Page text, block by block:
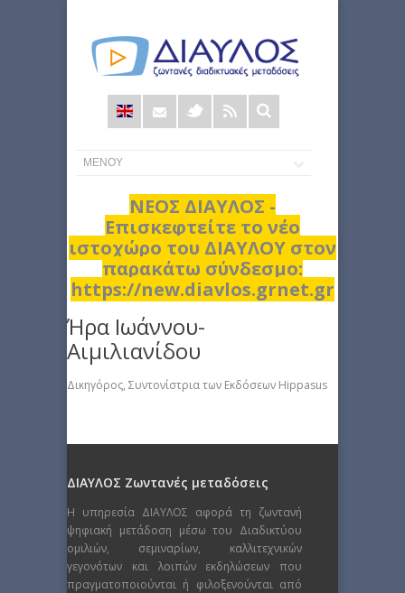
Φόρμα
αναζήτησης
ΝΕΟΣ ΔΙΑΥΛΟΣ -
Επισκεφτείτε το νέο
ιστοχώρο του ΔΙΑΥΛΟΥ στον
παρακάτω σύνδεσμο:
https://new.diavlos.grnet.gr
Ήρα Ιωάννου-
Αιμιλιανίδου
Δικηγόρος, Συντονίστρια των Εκδόσεων Hippasus
ΔΙΑΥΛΟΣ Ζωντανές μεταδόσεις
Η υπηρεσία ΔΙΑΥΛΟΣ αφορά τη ζωντανή
ψηφιακή μετάδοση μέσω του Διαδικτύου
ομιλιών, σεμιναρίων, καλλιτεχνικών
γεγονότων και λοιπών εκδηλώσεων που
πραγματοποιούνται ή φιλοξενούνται από